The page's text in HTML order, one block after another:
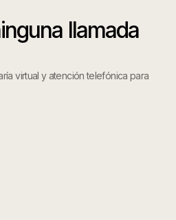
llamada
virtual y atención telefónica para